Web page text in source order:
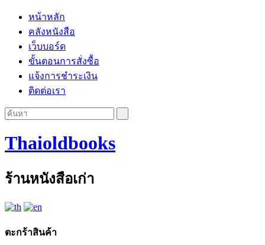
หน้าหลัก
คลังหนังสือ
เว็บบอร์ด
ขั้นตอนการสั่งซื้อ
แจ้งการชำระเงิน
ติดต่อเรา
Thaioldbooks
ร้านหนังสือเก่า
ตะกร้าสินค้า